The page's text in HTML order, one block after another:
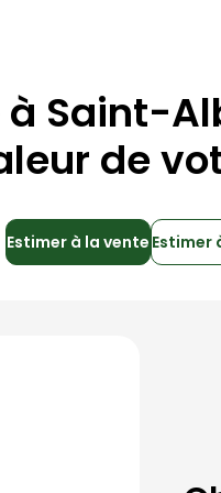
Saint-
de
Estimer à la vente Estimer